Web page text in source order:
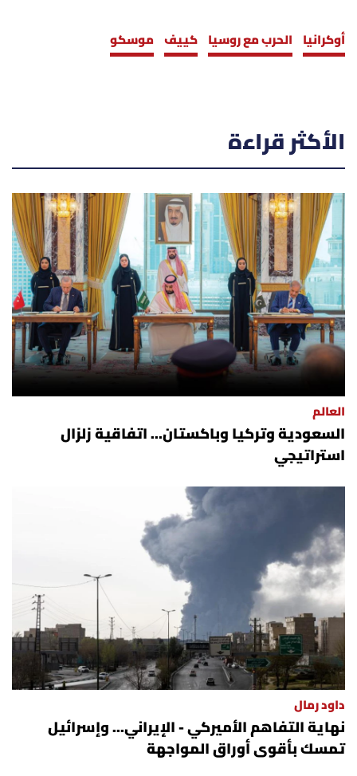
أوكرانيا الحرب مع روسيا كييف موسكو
الأكثر قراءة
العالم
السعودية وتركيا وباكستان... اتفاقية زلزال
استراتيجي
داود رمال
نهاية التفاهم الأميركي - الإيراني... وإسرائيل
تمسك بأقوى أوراق المواجهة